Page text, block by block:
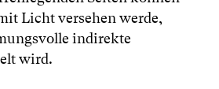
Licht versehen werde,
indirekte
wird.